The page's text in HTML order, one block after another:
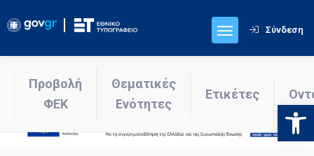
Σύνδεση
Προβολή
ΦΕΚ
Θεματικές
Ενότητες
Ετικέτες